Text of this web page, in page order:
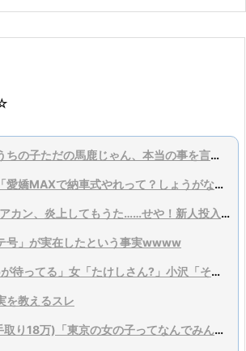

父親「それじゃうちの子ただの馬鹿じゃん、本当の事を言ってくれ」
【画像】女の子「愛嬌MAXで納車式やれって？しょうがないなあ…」
Vtuber事務所「アカン、炎上してもうた……せや！新人投入とゲーム大会乱発や！」
号」が実在したという事実wwww
小沢「世界的vipが待ってる」女「たけしさん?」小沢「それは言い過ぎ、そこまでではない」
を教えるスレ
普通の新卒OL(手取り18万)「東京の女の子ってなんでみんな40万円以上するバッグ持ってるの？不思議...